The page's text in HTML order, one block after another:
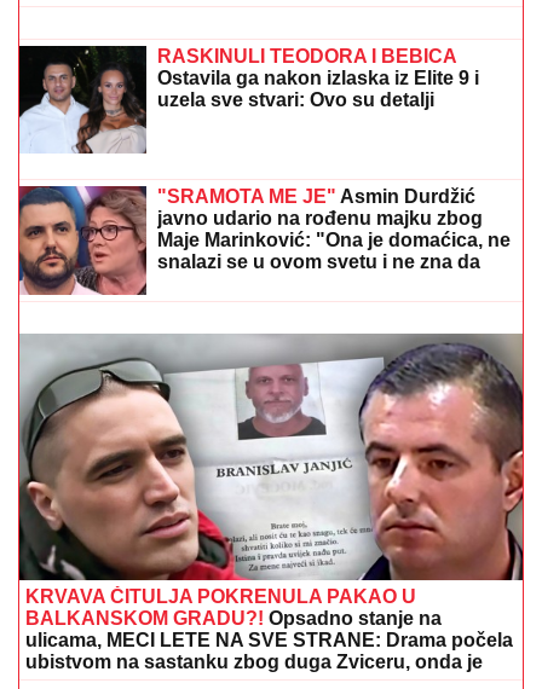
korak od MONAŠTVA, a onda se desio
SUDBONOSNI PREOKRET - Branka je
njegova PRAVA LJUBAV!
uzela sve stvari: Ovo su detalji
MLADIĆ (21) POSLE TUČE NOŽEM IZBO MUŠKARCA
(32)Horor kod Sajma u Beogradu: Policija odmah
reagovala
"SRAMOTA ME JE"Asmin Durdžić
javno udario na rođenu majku zbog
Maje Marinković: "Ona je domaćica, ne
snalazi se u ovom svetu i ne zna da
prestane"